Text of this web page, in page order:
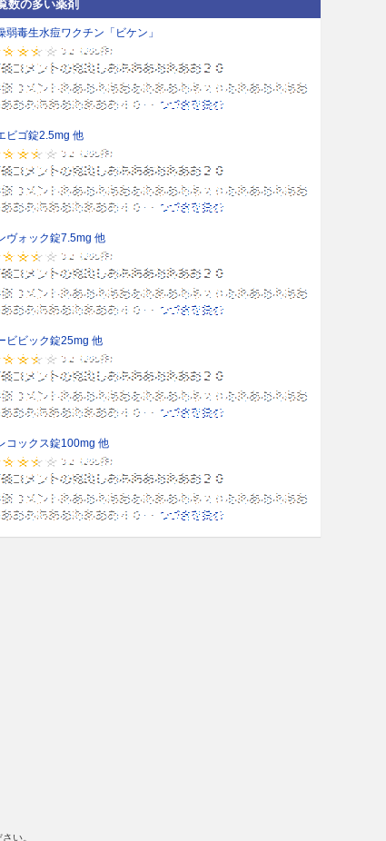
数の多い薬剤
弱毒生水痘ワクチン「ビケン」
ビゴ錠2.5mg 他
ヴォック錠7.5mg 他
ビビック錠25mg 他
コックス錠100mg 他
い。